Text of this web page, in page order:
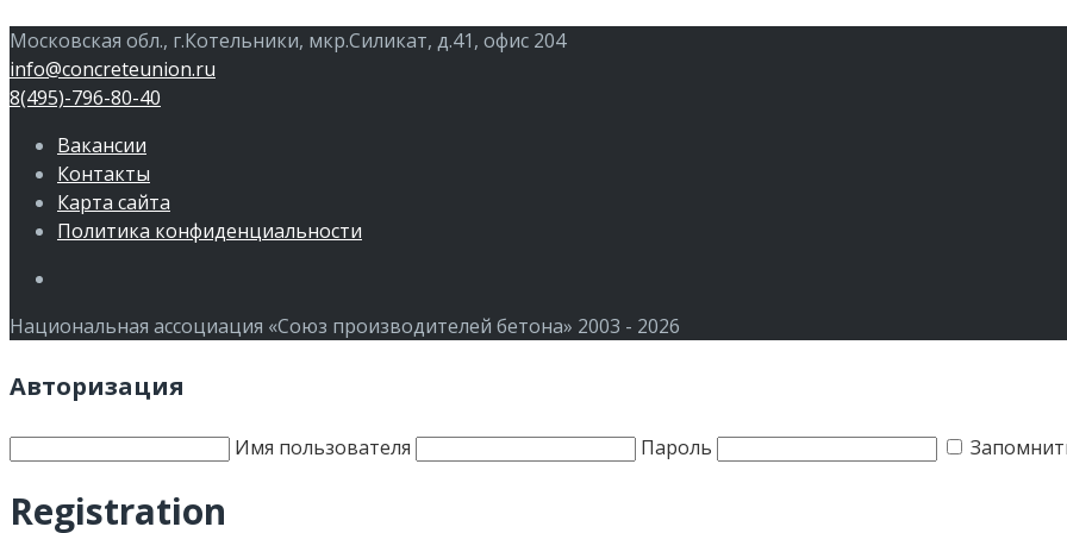
Московская обл., г.Котельники, мкр.Силикат, д.41, офис 204
info@concreteunion.ru
8(495)-796-80-40
Вакансии
Контакты
Карта сайта
Политика конфиденциальности
Национальная ассоциация «Союз производителей бетона» 2003 - 2026
Авторизация
Имя пользователя Пароль
Registration